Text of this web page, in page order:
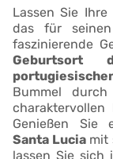
Lassen Sie
das für
faszinierende
Geburtsort
Bummel
charaktervollen
Genießen Sie
Santa Luciamit
lassen Sie sich